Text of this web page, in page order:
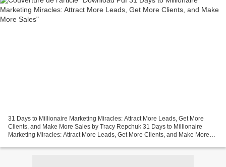
31 Days to Millionaire Marketing Miracles: Attract More Leads, Get More
Clients, and Make More Sales by Tracy Repchuk 31 Days to Millionaire
Marketing Miracles: Attract More Leads, Get More Clients, and Make More